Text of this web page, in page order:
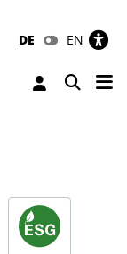
DE EN
Toggle